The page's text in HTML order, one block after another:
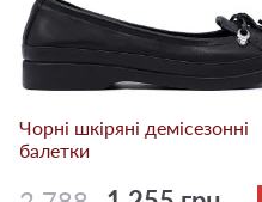
Чорні шкіряні демісезонні
балетки